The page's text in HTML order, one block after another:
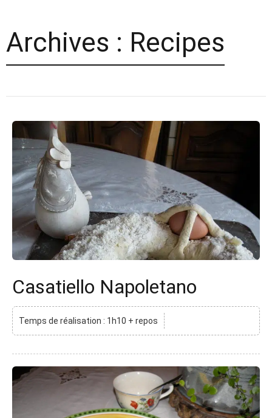
Archives : Recipes
Casatiello Napoletano
Temps de réalisation : 1h10 + repos